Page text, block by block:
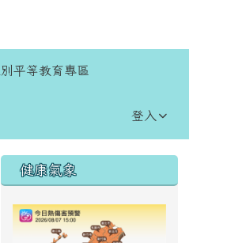
平等教育專區
登入
右邊區域內容
健康氣象